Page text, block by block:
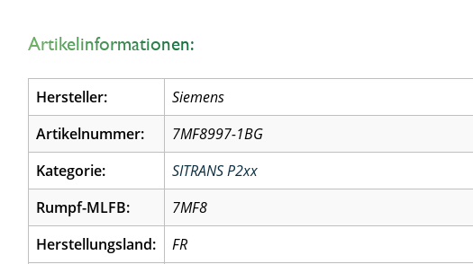
Artikelinformationen:
Hersteller:
Siemens
Artikelnummer:
7MF8997-1BG
Kategorie:
SITRANS P2xx
Rumpf-MLFB:
7MF8
Herstellungsland:
FR